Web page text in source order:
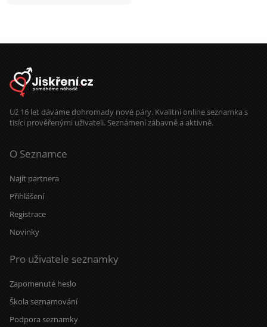
Už 16 let dáváme dohromady nové páry. Kvalitní online seznamka s
tisíci prověřenými uživateli. Seznámení zábavně a aktivně.
O Seznamce
Najít partnera
Přihlášení
Registrace
Novinky
Pro uživatele seznamky
Zapomenuté heslo
Škola seznamování
Podpora seznamky